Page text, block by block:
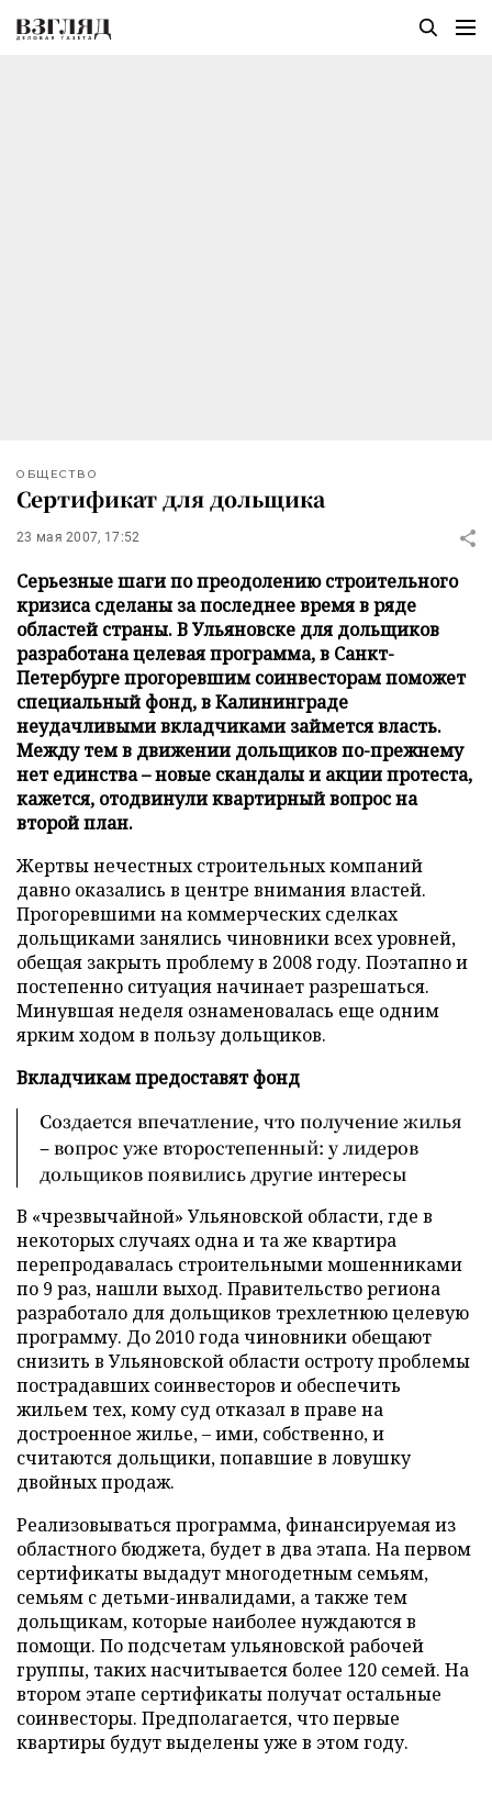
ОБЩЕСТВО
Сертификат для дольщика
23 мая 2007, 17:52
Серьезные шаги по преодолению строительного
кризиса сделаны за последнее время в ряде
областей страны. В Ульяновске для дольщиков
разработана целевая программа, в Санкт-
Петербурге прогоревшим соинвесторам поможет
специальный фонд, в Калининграде
неудачливыми вкладчиками займется власть.
Между тем в движении дольщиков по-прежнему
нет единства – новые скандалы и акции протеста,
кажется, отодвинули квартирный вопрос на
второй план.
Жертвы нечестных строительных компаний
давно оказались в центре внимания властей.
Прогоревшими на коммерческих сделках
дольщиками занялись чиновники всех уровней,
обещая закрыть проблему в 2008 году. Поэтапно и
постепенно ситуация начинает разрешаться.
Минувшая неделя ознаменовалась еще одним
ярким ходом в пользу дольщиков.
Вкладчикам предоставят фонд
Создается впечатление, что получение жилья
– вопрос уже второстепенный: у лидеров
дольщиков появились другие интересы
В «чрезвычайной» Ульяновской области, где в
некоторых случаях одна и та же квартира
перепродавалась строительными мошенниками
по 9 раз, нашли выход. Правительство региона
разработало для дольщиков трехлетнюю целевую
программу. До 2010 года чиновники обещают
снизить в Ульяновской области остроту проблемы
пострадавших соинвесторов и обеспечить
жильем тех, кому суд отказал в праве на
достроенное жилье, – ими, собственно, и
считаются дольщики, попавшие в ловушку
двойных продаж.
Реализовываться программа, финансируемая из
областного бюджета, будет в два этапа. На первом
сертификаты выдадут многодетным семьям,
семьям с детьми-инвалидами, а также тем
дольщикам, которые наиболее нуждаются в
помощи. По подсчетам ульяновской рабочей
группы, таких насчитывается более 120 семей. На
втором этапе сертификаты получат остальные
соинвесторы. Предполагается, что первые
квартиры будут выделены уже в этом году.